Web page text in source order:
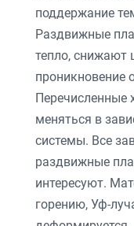
поддержание
Раздвижные
тепло,
проникновение
Перечисленные
меняться в
системы. Все
раздвижные
интересуют.
горению, Уф-